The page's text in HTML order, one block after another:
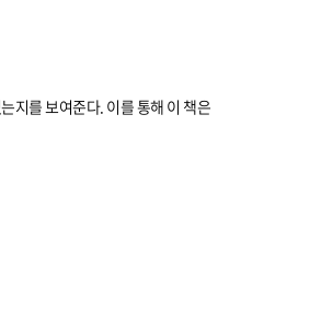
지를 보여준다. 이를 통해 이 책은